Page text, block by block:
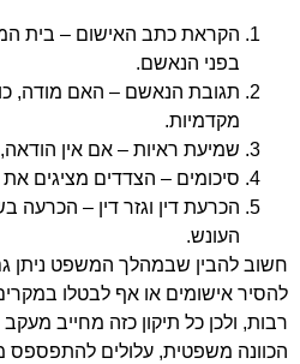
הקראת כתב האישום – בית
בפני הנאשם.
תגובת הנאשם – האם מודה,
מקדמיות.
שמיעת ראיות – אם אין
סיכומים – הצדדים מציגים
הכרעת דין וגזר דין – הכרעה
העונש.
חשוב להבין שבמהלך המשפט ניתן
להסיר אישומים או אף לבטלו
רבות, ולכן כל תיקון כזה מחייב
הכוונה משפטית, עלולים להתפספס